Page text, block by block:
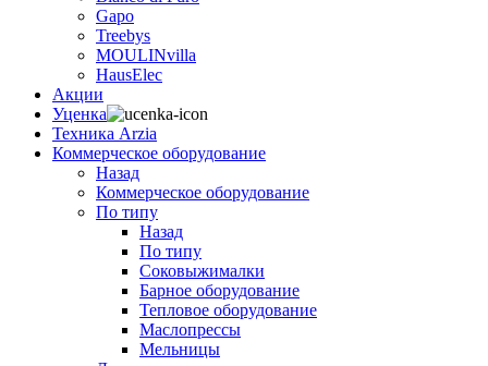
Gapo
Treebys
MOULINvilla
HausElec
Акции
Уценка
Техника Arzia
Коммерческое оборудование
Назад
Коммерческое оборудование
По типу
Назад
По типу
Соковыжималки
Барное оборудование
Тепловое оборудование
Маслопрессы
Мельницы